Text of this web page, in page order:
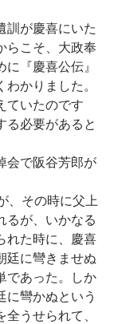
訓が慶喜にいた
らこそ、大政奉
『慶喜公伝』
かりました。
ていたのです
る必要があると
会で阪谷芳郎が
、その時に父上
るが、いかなる
れた時に、慶喜
廷に彎きませぬ
であった。しか
に彎かぬという
うせられて、